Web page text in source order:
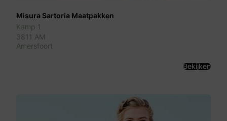
Misura Sartoria Maatpakken
Kamp 1
3811 AM
Amersfoort
Bekijken